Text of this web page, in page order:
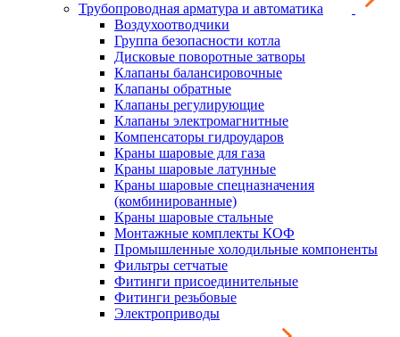
Трубопроводная арматура и автоматика
Воздухоотводчики
Группа безопасности котла
Дисковые поворотные затворы
Клапаны балансировочные
Клапаны обратные
Клапаны регулирующие
Клапаны электромагнитные
Компенсаторы гидроударов
Краны шаровые для газа
Краны шаровые латунные
Краны шаровые спецназначения
(комбинированные)
Краны шаровые стальные
Монтажные комплекты КОФ
Промышленные холодильные компоненты
Фильтры сетчатые
Фитинги присоединительные
Фитинги резьбовые
Электроприводы